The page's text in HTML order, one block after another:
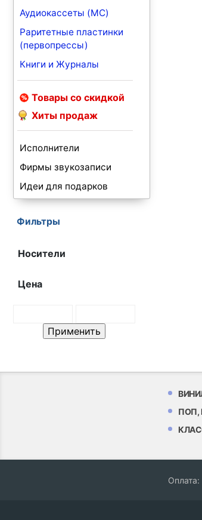
Аудиокассеты (MC)
Раритетные пластинки
(первопрессы)
Книги и Журналы
Товары со скидкой
Хиты продаж
Исполнители
Фирмы звукозаписи
Идеи для подарков
Фильтры
Носители
Цена
ПОП,
Оплата: